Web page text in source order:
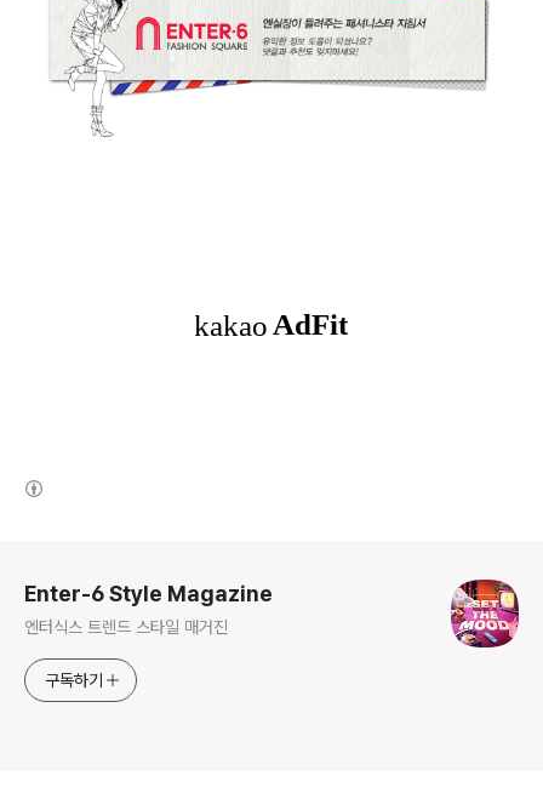
Enter-6 Style Magazine
엔터식스 트렌드 스타일 매거진
구독하기